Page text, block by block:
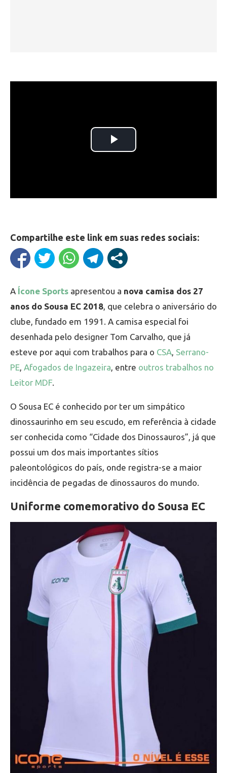
Compartilhe este link em suas redes sociais:
A Ícone Sports apresentou a nova camisa dos 27
anos do Sousa EC 2018 , que celebra o aniversário do
clube, fundado em 1991. A camisa especial foi
desenhada pelo designer Tom Carvalho, que já
esteve por aqui com trabalhos para o CSA Serrano-
PE Afogados de Ingazeira , entre outros trabalhos no
Leitor MDF
O Sousa EC é conhecido por ter um simpático
dinossaurinho em seu escudo, em referência à cidade
ser conhecida como “Cidade dos Dinossauros”, já que
possui um dos mais importantes sítios
paleontológicos do país, onde registra-se a maior
incidência de pegadas de dinossauros do mundo.
Uniforme comemorativo do Sousa EC